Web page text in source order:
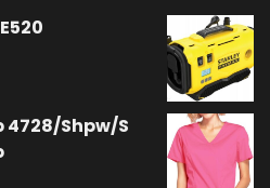
4728/Shpw/S